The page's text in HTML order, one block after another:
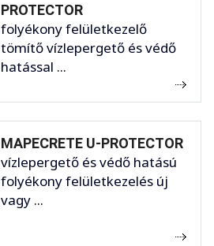
PROTECTOR
folyékony felületkezelő
tömítő vízlepergető és védő
hatással ...
MAPECRETE U-PROTECTOR
vízlepergető és védő hatású
folyékony felületkezelés új
vagy ...